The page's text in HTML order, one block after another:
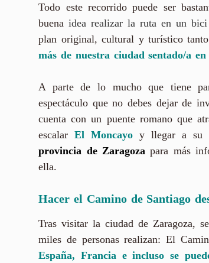
Todo este recorrido puede ser
buena idea realizar la ruta en un bici
plan original, cultural y turístico
más de nuestra ciudad sentado/a
A parte de lo mucho que tiene
espectáculo que no debes dejar de
cuenta con un puente romano que
escalarEl Moncayo y llegar a su
provincia de Zaragoza para más
ella.
Hacer el Camino de Santiago
Tras visitar la ciudad de Zaragoza,
miles de personas realizan: El
España, Francia e incluso se